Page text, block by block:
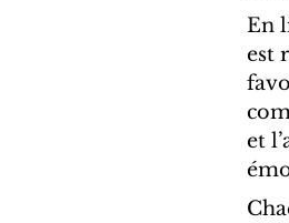
En
est
et